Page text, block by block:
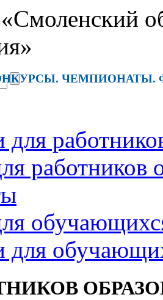
ЧЕМПИОНАТЫ.
для
работников
для